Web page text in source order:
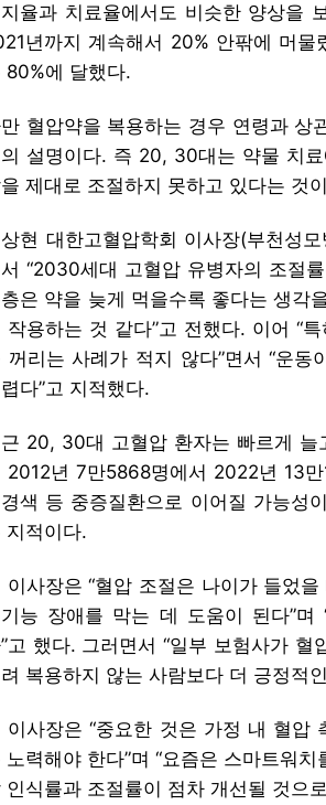
지율과 치료율에서도 비슷한 양상을
년까지 계속해서 20% 안팎에 머
80%에 달했다.
혈압약을 복용하는 경우 연령과 상
설명이다. 즉 20, 30대는 약물 치
제대로 조절하지 못하고 있다는 것
현 대한고혈압학회 이사장(부천성
“2030세대 고혈압 유병자의 조절
은 약을 늦게 먹을수록 좋다는 생각
작용하는 것 같다”고 전했다. 이어 “
꺼리는 사례가 적지 않다”면서 “운
다”고 지적했다.
20, 30대 고혈압 환자는 빠르게 늘
2012년 7만5868명에서 2022년 13
색 등 중증질환으로 이어질 가능성
지적이다.
이사장은 “혈압 조절은 나이가 들었
능 장애를 막는 데 도움이 된다”
고 했다. 그러면서 “일부 보험사가
복용하지 않는 사람보다 더 긍정적
이사장은 “중요한 것은 가정 내 혈압
노력해야 한다”며 “요즘은 스마트워
인식률과 조절률이 점차 개선될 것으